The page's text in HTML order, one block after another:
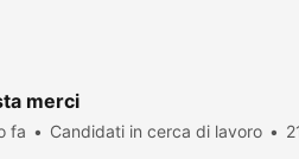
merci
fa Candidati in cerca di lavoro